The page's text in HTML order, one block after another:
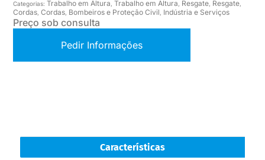
Categorias:Trabalho em Altura,Trabalho em Altura, Resgate, Resgate,
Cordas,Cordas, Bombeiros e Proteção Civil, Indústria e Serviços
Preço sob consulta
Pedir Informações
Características